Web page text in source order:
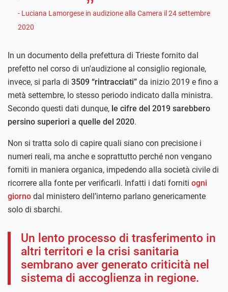
- Luciana Lamorgese in audizione alla Camera il 24 settembre
2020
In un documento della prefettura di Trieste fornito dal
prefetto nel corso di un'audizione al consiglio regionale,
invece, si parla di 3509 “rintracciati” da inizio 2019 e fino a
metà settembre, lo stesso periodo indicato dalla ministra.
Secondo questi dati dunque, le cifre del 2019 sarebbero
persino superiori a quelle del 2020.
Non si tratta solo di capire quali siano con precisione i
numeri reali, ma anche e soprattutto perché non vengano
forniti in maniera organica, impedendo alla società civile di
ricorrere alla fonte per verificarli. Infatti i dati forniti ogni
giorno dal ministero dell’interno parlano genericamente
solo di sbarchi.
Un lento processo di trasferimento in
altri territori e la crisi sanitaria
sembrano aver generato criticità nel
sistema di accoglienza in regione.